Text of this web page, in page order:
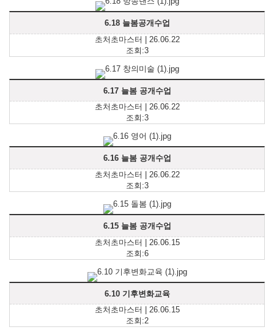
6.18 늘봄공개수업
초처초마스터 | 26.06.22
조회:3
6.17 늘봄 공개수업
초처초마스터 | 26.06.22
조회:3
6.16 늘봄 공개수업
초처초마스터 | 26.06.22
조회:3
6.15 늘봄 공개수업
초처초마스터 | 26.06.15
조회:6
6.10 기후변화교육
초처초마스터 | 26.06.15
조회:2